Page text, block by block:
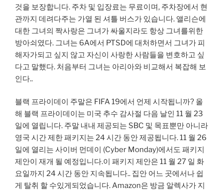
것을 보장합니다. 주차 및 입장료는 무료이며, 주차장에서 현
관까지 데려다주는 가열 된 셔틀 버스가 있습니다. 앨리슨에
대한 그녀의 짝사랑은 그녀가 싸울지라도 항상 그녀를위한
방아쇠였다. 그녀는 6A에서 PTSD에 대처하면서 그녀가 피
해자가되고 싶지 않고 자신이 사랑한 사람들을 변호하고 싶
다고 말했다. 처음부터 그녀는 아리아와 비교해서 복잡해 보
인다..
블랙 프라이데이 주말은 FIFA 19에서 언제 시작됩니까? 올
해 블랙 프라이데이는 미국 추수 감사절 다음 날인 11 월 23
일에 열립니다. 주말 내내 제공되는 SBC 및 목표뿐만 아니라
영국 시간 제한 패키지는 24 시간 동안 제공됩니다. 11 월 26
일에 열리는 사이버 먼데이 (Cyber ​​Monday)에서도 패키지
제안이 재개 될 예정입니다.이 패키지 제안은 11 월 27 일 화
요일까지 24 시간 동안 지속됩니다.. 집안 어느 곳에서나 쉽
게 탈취 할 수있게되었습니다. Amazon은 방금 알렉사가 지